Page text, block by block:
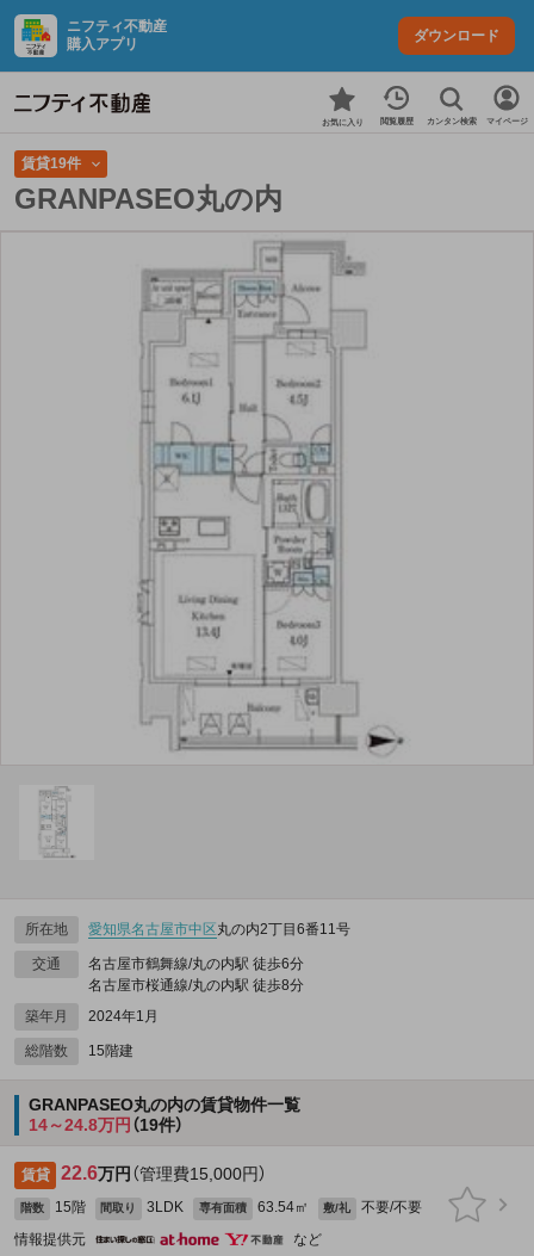
ニフティ不動産
購入アプリ
ダウンロード
お気に入り 閲覧履歴 カンタン検索 マイページ
賃貸19件
GRANPASEO丸の内
所在地 愛知県名古屋市中区丸の内2丁目6番11号
交通
名古屋市鶴舞線/丸の内駅 徒歩6分
名古屋市桜通線/丸の内駅 徒歩8分
築年月
2024年1月
総階数 15階建
GRANPASEO丸の内の賃貸物件一覧
14～24.8万円 （19件）
賃貸 22.6万円 （管理費15,000円）
階数 15階 間取り 3LDK 専有面積 63.54㎡ 敷/礼
不要/不要
情報提供元
など